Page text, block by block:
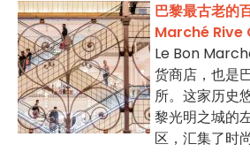
巴黎最古老的
Marché Rive
Le Bon
货商店，也是
所。这家历史
黎光明之城的
区，汇集了时